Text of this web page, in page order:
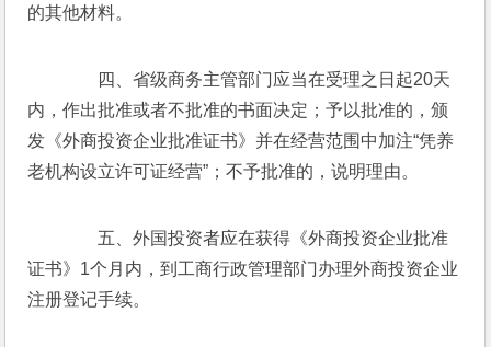
的其他材料。
四、省级商务主管部门应当在受理之日起20天
内，作出批准或者不批准的书面决定；予以批准的，颁
发《外商投资企业批准证书》并在经营范围中加注“凭养
老机构设立许可证经营”；不予批准的，说明理由。
五、外国投资者应在获得《外商投资企业批准
证书》1个月内，到工商行政管理部门办理外商投资企业
注册登记手续。